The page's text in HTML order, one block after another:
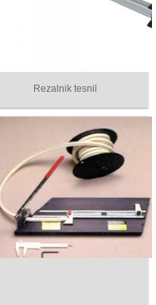
Rezalnik tesnil